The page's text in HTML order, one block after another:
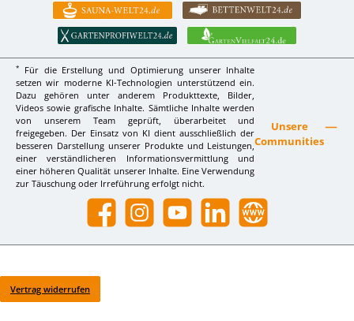
*
Für die Erstellung und Optimierung unserer Inhalte
setzen wir moderne KI-Technologien unterstützend ein.
Dazu gehören unter anderem Produkttexte, Bilder,
Videos sowie grafische Inhalte. Sämtliche Inhalte werden
von unserem Team geprüft, überarbeitet und
freigegeben. Der Einsatz von KI dient ausschließlich der
besseren Darstellung unserer Produkte und Leistungen,
einer verständlicheren Informationsvermittlung und
einer höheren Qualität unserer Inhalte. Eine Verwendung
zur Täuschung oder Irreführung erfolgt nicht.
Unsere
Communities
Facebook InstagramYouTube LinkedIn Website
Vertrag widerrufen